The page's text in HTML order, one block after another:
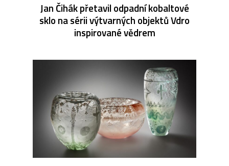
Jan Čihák přetavil odpadní kobaltové
sklo na sérii výtvarných objektů Vdro
inspirované vědrem